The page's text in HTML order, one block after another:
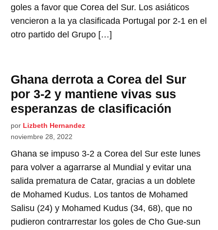
goles a favor que Corea del Sur. Los asiáticos
vencieron a la ya clasificada Portugal por 2-1 en el
otro partido del Grupo […]
Ghana derrota a Corea del Sur
por 3-2 y mantiene vivas sus
esperanzas de clasificación
por Lizbeth Hernandez
noviembre 28, 2022
Ghana se impuso 3-2 a Corea del Sur este lunes
para volver a agarrarse al Mundial y evitar una
salida prematura de Catar, gracias a un doblete
de Mohamed Kudus. Los tantos de Mohamed
Salisu (24) y Mohamed Kudus (34, 68), que no
pudieron contrarrestar los goles de Cho Gue-sun